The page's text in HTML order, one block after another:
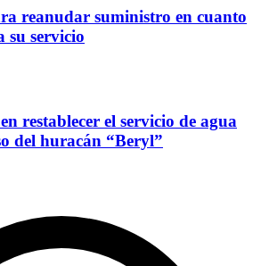
reanudar suministro en cuanto
su servicio
restablecer el servicio de agua
del huracán “Beryl”